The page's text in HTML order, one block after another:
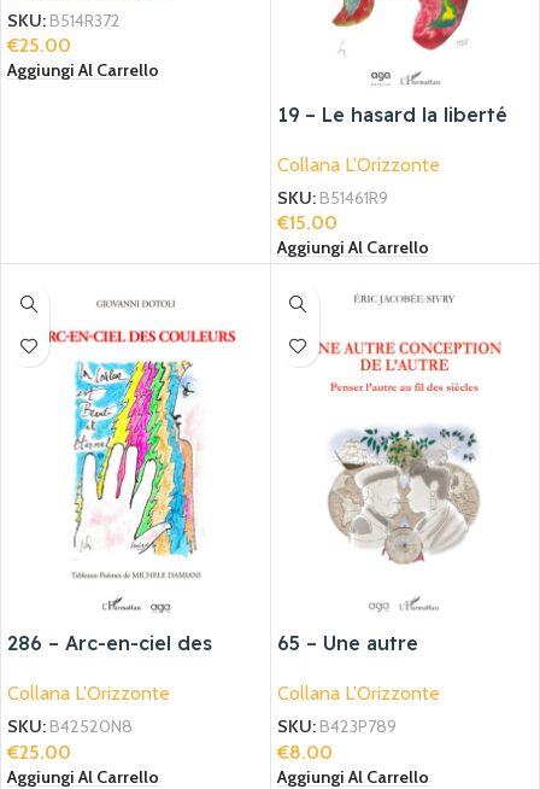
SKU: B514R372
€25.00
Aggiungi Al Carrello
19 – Le hasard la liberté
Collana L'Orizzonte
SKU: B51461R9
€15.00
Aggiungi Al Carrello
286 – Arc-en-ciel des
Collana L'Orizzonte
SKU: B42520N8
€25.00
Aggiungi Al Carrello
65 – Une autre
Collana L'Orizzonte
SKU: B423P789
€8.00
Aggiungi Al Carrello